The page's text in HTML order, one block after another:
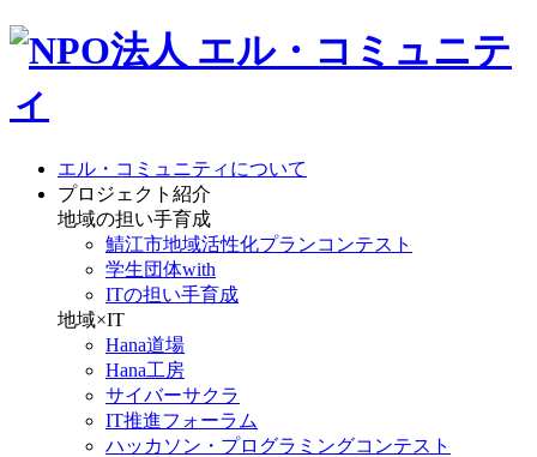
エル・コミュニティについて
プロジェクト紹介
地域の担い手育成
鯖江市地域活性化プランコンテスト
学生団体with
ITの担い手育成
地域×IT
Hana道場
Hana工房
サイバーサクラ
IT推進フォーラム
ハッカソン・プログラミングコンテスト